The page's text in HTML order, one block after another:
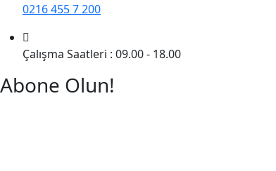
0216 455 7 200
Çalışma Saatleri : 09.00 - 18.00
Abone Olun!